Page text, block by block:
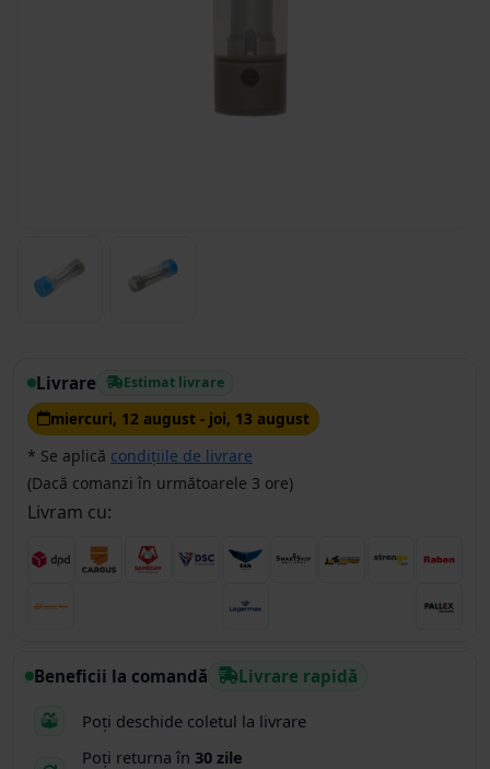
Livrare Estimat livrare
miercuri, 12 august - joi, 13 august
* Se aplică condițiile de livrare
(Dacă comanzi în următoarele 3 ore)
Livram cu:
Beneficii la comandă Livrare rapidă
Poți deschide coletul la livrare
Poți returna în 30 zile